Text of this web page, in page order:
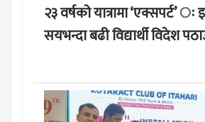
२३ वर्षको यात्रामा ‘एक्सपर्ट’ ः
सयभन्दा बढी विद्यार्थी विदेश